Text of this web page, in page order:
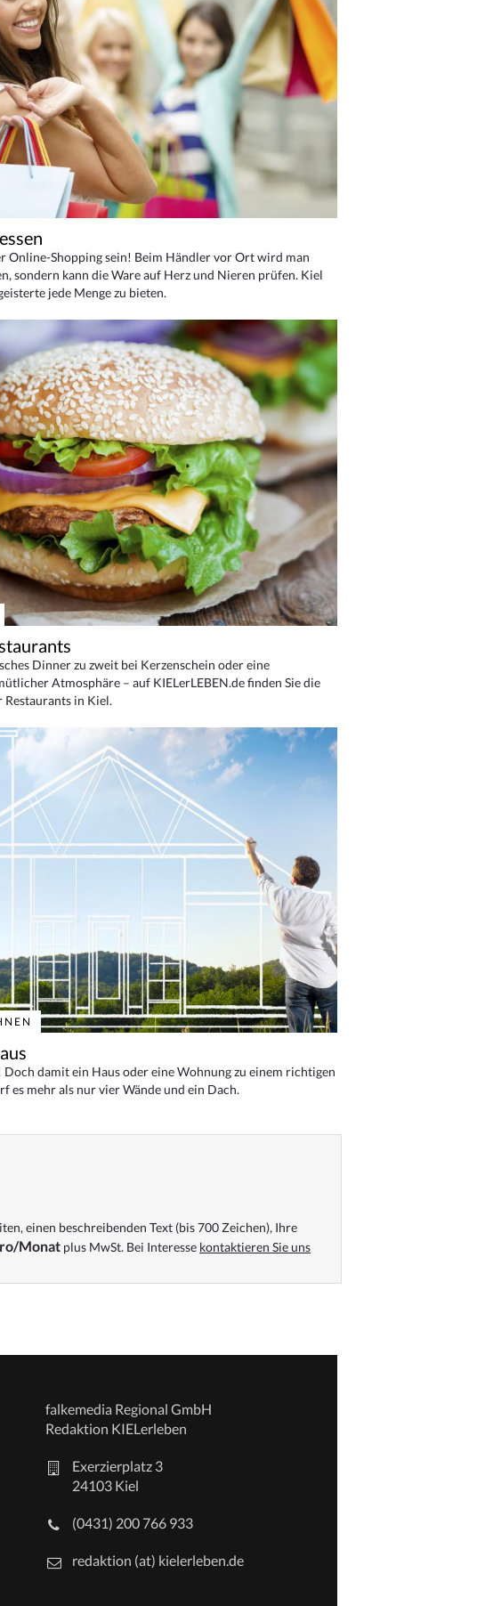
Online-Shopping sein! Beim Händler vor Ort wird man
sondern kann die Ware auf Herz und Nieren prüfen. Kiel
jede Menge zu bieten.
Dinner zu zweit bei Kerzenschein oder eine
Atmosphäre – auf KIELerLEBEN.de finden Sie die
Restaurants in Kiel.
Doch damit ein Haus oder eine Wohnung zu einem richtigen
es mehr als nur vier Wände und ein Dach.
einen beschreibenden Text (bis 700 Zeichen), Ihre
Monat plus MwSt. Bei Interesse kontaktieren Sie uns
falkemedia Regional GmbH
Redaktion KIELerleben
Exerzierplatz 3
24103 Kiel
(0431) 200 766 933
redaktion (at) kielerleben.de